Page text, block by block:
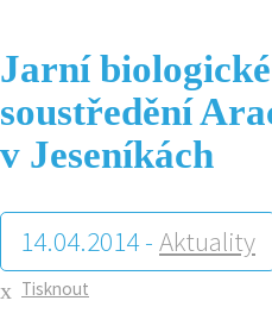
Jarní biologické
soustředění
v Jeseníkách
14.04.2014 - Aktuality
Tisknout